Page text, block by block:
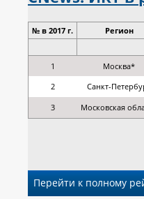
№ в 2017 г. Регион
1
Москва*
2
Санкт-
3
Московская
Перейти к полному